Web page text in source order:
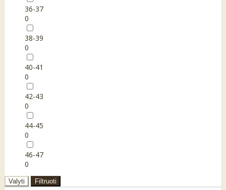
36-37
0
38-39
0
40-41
0
42-43
0
44-45
0
46-47
0
Valyti Filtruoti